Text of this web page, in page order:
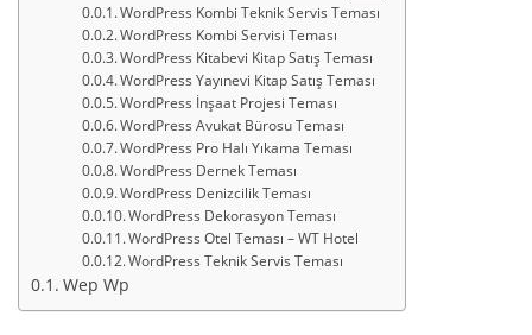
WordPress Kombi Teknik Servis Teması
WordPress Kombi Servisi Teması
WordPress Kitabevi Kitap Satış Teması
WordPress Yayınevi Kitap Satış Teması
WordPress İnşaat Projesi Teması
WordPress Avukat Bürosu Teması
WordPress Pro Halı Yıkama Teması
WordPress Dernek Teması
WordPress Denizcilik Teması
WordPress Dekorasyon Teması
WordPress Otel Teması – WT Hotel
WordPress Teknik Servis Teması
Wep Wp